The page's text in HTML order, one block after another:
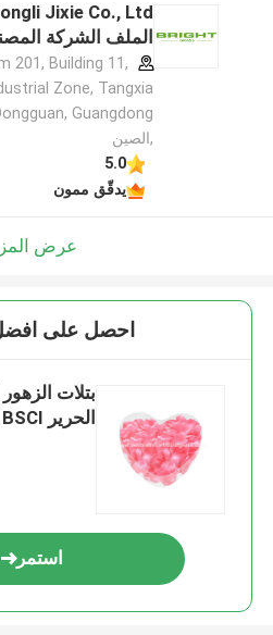
الملف الشركة
201, Building 11,
Zone, Tangxia
Guangdong
,الصين
5.0
يدقّق ممون
عرض
احصل على
بتلات
الحرير BSCI لحفل الزفاف لا تتلاشى
استمر